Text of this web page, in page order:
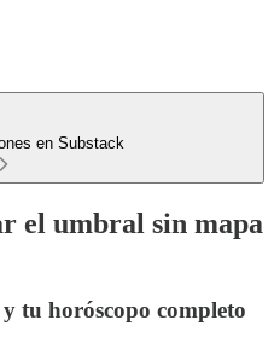
en Substack
el umbral sin mapa
tu horóscopo completo